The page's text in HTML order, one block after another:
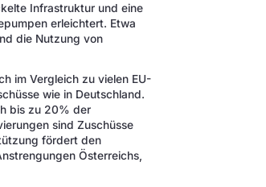
Infrastruktur und eine
erleichtert. Etwa
die Nutzung von
im Vergleich zu vielen EU-
wie in Deutschland.
bis zu 20% der
sind Zuschüsse
fördert den
Österreichs,